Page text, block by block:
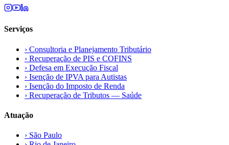
Serviços
› Consultoria e Planejamento Tributário
› Recuperação de PIS e COFINS
› Defesa em Execução Fiscal
› Isenção de IPVA para Autistas
› Isenção do Imposto de Renda
› Recuperação de Tributos — Saúde
Atuação
› São Paulo